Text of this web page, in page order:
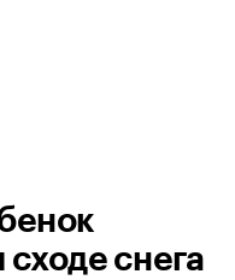
снега